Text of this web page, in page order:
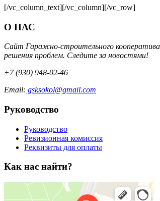
[/vc_column_text][/vc_column][/vc_row]
О НАС
Сайт Гаражно-строительного
решения проблем. Следите за новостями!
+7 (930) 948-02-46
Email: gsksokol@gmail.com
Руководство
Руководство
Ревизионная комиссия
Реквизиты для оплаты
Как нас найти?